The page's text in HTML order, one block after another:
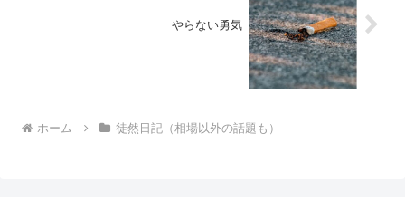
やらない勇気
ホーム 徒然日記（相場以外の話題も）